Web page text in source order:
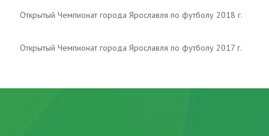
Открытый Чемпионат города Ярославля по футболу 2018 г.
Открытый Чемпионат города Ярославля по футболу 2017 г.